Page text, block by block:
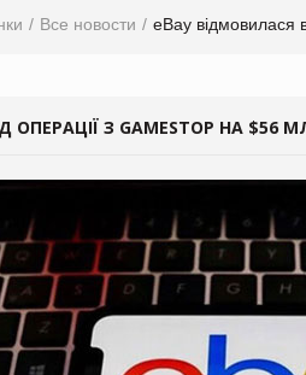
Все новости eBay відмовилася
ОПЕРАЦІЇ З GAMESTOP НА $56